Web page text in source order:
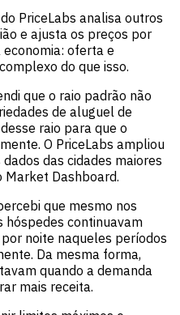
PriceLabs analisa outros
e ajusta os preços por
economia: oferta e
do que isso.
que o raio padrão não
de aluguel de
raio para que o
O PriceLabs ampliou
das cidades maiores
Dashboard.
que mesmo nos
hóspedes continuavam
noite naqueles períodos
Da mesma forma,
quando a demanda
mais receita.